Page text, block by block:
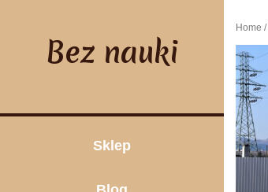
Bez nauki
Sklep
Home /